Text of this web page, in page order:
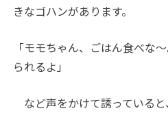
きなゴハンがあります。
「モモちゃん、ごはん食べな
られるよ」
など声をかけて誘っている